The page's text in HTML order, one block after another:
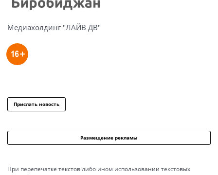
Медиахолдинг "ЛАЙВ ДВ"
Прислать новость
Размещение рекламы
При перепечатке текстов либо ином использовании текстовых